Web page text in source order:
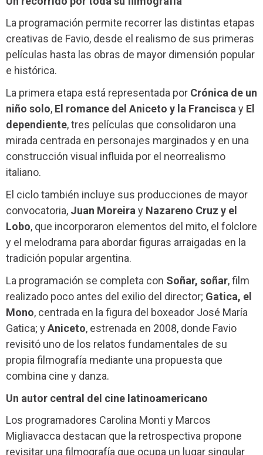
La programación permite recorrer las distintas etapas
creativas de Favio, desde el realismo de sus primeras
películas hasta las obras de mayor dimensión popular
e histórica.
La primera etapa está representada por Crónica de un
niño solo, El romance del Aniceto y la Francisca y El
dependiente, tres películas que consolidaron una
mirada centrada en personajes marginados y en una
construcción visual influida por el neorrealismo
italiano.
El ciclo también incluye sus producciones de mayor
convocatoria, Juan Moreira y Nazareno Cruz y el
Lobo, que incorporaron elementos del mito, el folclore
y el melodrama para abordar figuras arraigadas en la
tradición popular argentina.
La programación se completa con Soñar, soñar, film
realizado poco antes del exilio del director; Gatica, el
Mono, centrada en la figura del boxeador José María
Gatica; yAniceto, estrenada en 2008, donde Favio
revisitó uno de los relatos fundamentales de su
propia filmografía mediante una propuesta que
combina cine y danza.
Un autor central del cine latinoamericano
Los programadores Carolina Monti y Marcos
Migliavacca destacan que la retrospectiva propone
revisitar una filmografía que ocupa un lugar singular